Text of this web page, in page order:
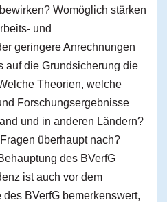
Womöglich stärken
und
geringere Anrechnungen
auf die Grundsicherung die
Theorien, welche
Forschungsergebnisse
und in anderen Ländern?
überhaupt nach?
des BVerfG
ist auch vor dem
BVerfG bemerkenswert,